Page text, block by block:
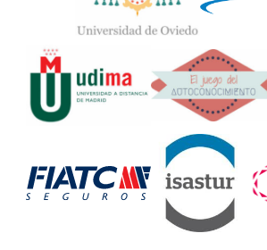
Widget
Logos